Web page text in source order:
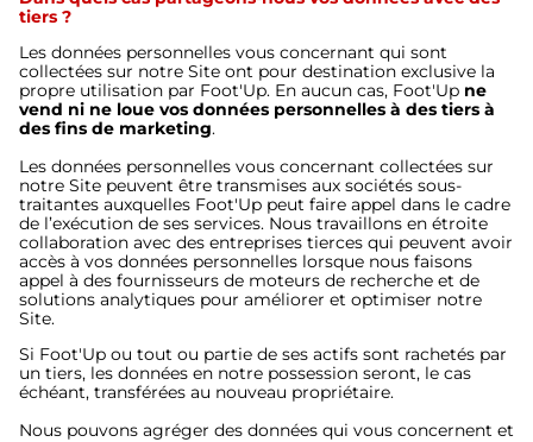
tiers ?
Les données personnelles vous concernant qui sont
collectées sur notre Site ont pour destination exclusive la
propre utilisation par Foot'Up. En aucun cas, Foot'Up ne
vend ni ne loue vos données personnelles à des tiers à
des fins de marketing.
Les données personnelles vous concernant collectées sur
notre Site peuvent être transmises aux sociétés sous-
traitantes auxquelles Foot'Up peut faire appel dans le cadre
de l’exécution de ses services. Nous travaillons en étroite
collaboration avec des entreprises tierces qui peuvent avoir
accès à vos données personnelles lorsque nous faisons
appel à des fournisseurs de moteurs de recherche et de
solutions analytiques pour améliorer et optimiser notre
Site.
Si Foot'Up ou tout ou partie de ses actifs sont rachetés par
un tiers, les données en notre possession seront, le cas
échéant, transférées au nouveau propriétaire.
Nous pouvons agréger des données qui vous concernent et